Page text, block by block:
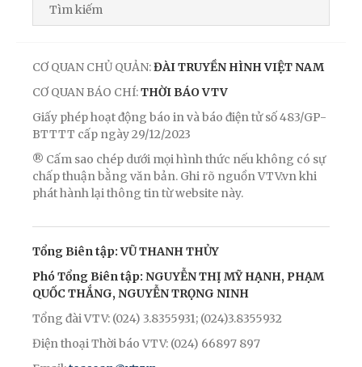
CƠ QUAN CHỦ QUẢN:ĐÀI TRUYỀN HÌNH VIỆT NAM
CƠ QUAN BÁO CHÍ:THỜI BÁO VTV
Giấy phép hoạt động báo in và báo điện tử số 483/GP-
BTTTT cấp ngày 29/12/2023
® Cấm sao chép dưới mọi hình thức nếu không có sự
chấp thuận bằng văn bản. Ghi rõ nguồn VTV.vn khi
phát hành lại thông tin từ website này.
Tổng Biên tập: VŨ THANH THỦY
Phó Tổng Biên tập: NGUYỄN THỊ MỸ HẠNH, PHẠM
QUỐC THẮNG, NGUYỄN TRỌNG NINH
Tổng đài VTV: (024) 3.8355931; (024)3.8355932
Điện thoại Thời báo VTV: (024) 66897 897